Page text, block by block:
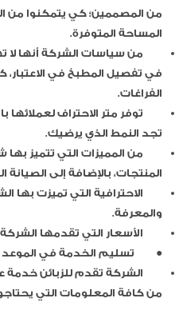
من المصممين؛ كي يتمكنوا من
المساحة المتوفرة.
من سياسات الشركة أنها
في تفصيل المطبخ في الاعتبار،
الفراغات.
توفر متر الاحتراف
تجد النمط الذي يرضيك.
من المميزات التي تتميز
المنتجات، بالإضافة إلى الصيانة
الاحترافية التي تميزت
والمعرفة.
الأسعار التي تقدمها
●
تسليم الخدمة في
من كافة المعلومات التي